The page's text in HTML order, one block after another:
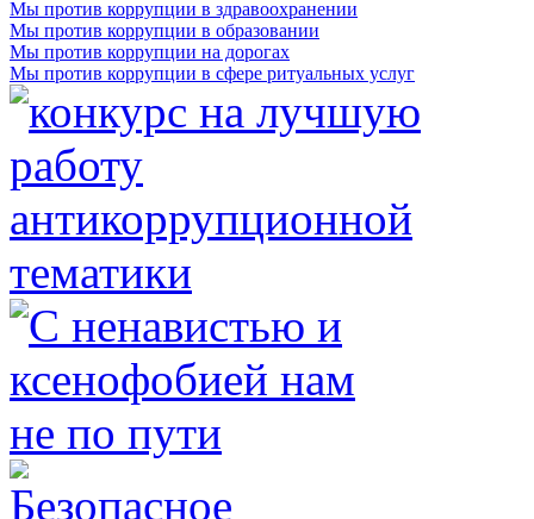
Мы против коррупции в здравоохранении
Мы против коррупции в образовании
Мы против коррупции на дорогах
Мы против коррупции в сфере ритуальных услуг